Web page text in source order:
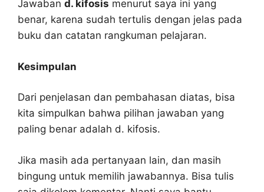
Jawaban d. kifosis menurut saya ini yang
benar, karena sudah tertulis dengan jelas pada
buku dan catatan rangkuman pelajaran.
Kesimpulan
Dari penjelasan dan pembahasan diatas, bisa
kita simpulkan bahwa pilihan jawaban yang
paling benar adalah d. kifosis.
Jika masih ada pertanyaan lain, dan masih
bingung untuk memilih jawabannya. Bisa tulis